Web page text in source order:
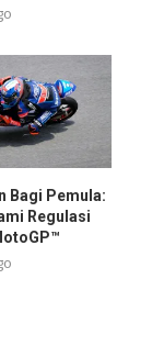
Bagi Pemula:
Regulasi